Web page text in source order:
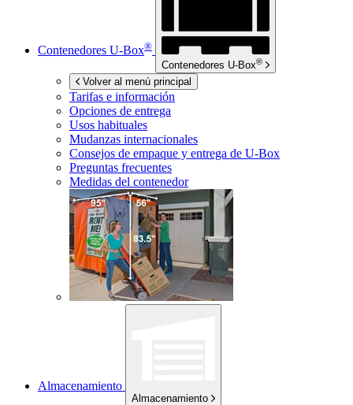
Contenedores U-Box®
Contenedores U-Box®
Volver al menú principal
Tarifas e información
Opciones de entrega
Usos habituales
Mudanzas internacionales
Consejos de empaque y entrega de U-Box
Preguntas frecuentes
Medidas del contenedor
Almacenamiento
Almacenamiento